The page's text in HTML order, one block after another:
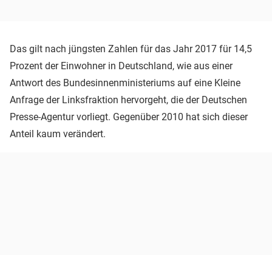
Das gilt nach jüngsten Zahlen für das Jahr 2017 für 14,5
Prozent der Einwohner in Deutschland, wie aus einer
Antwort des Bundesinnenministeriums auf eine Kleine
Anfrage der Linksfraktion hervorgeht, die der Deutschen
Presse-Agentur vorliegt. Gegenüber 2010 hat sich dieser
Anteil kaum verändert.